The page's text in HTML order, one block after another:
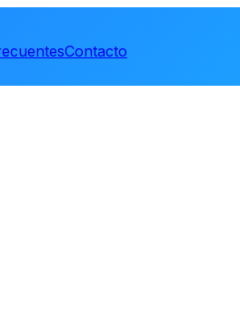
Contacto